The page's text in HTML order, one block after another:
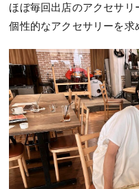
ほぼ毎回出店のアクセサ
個性的なアクセサリーを求